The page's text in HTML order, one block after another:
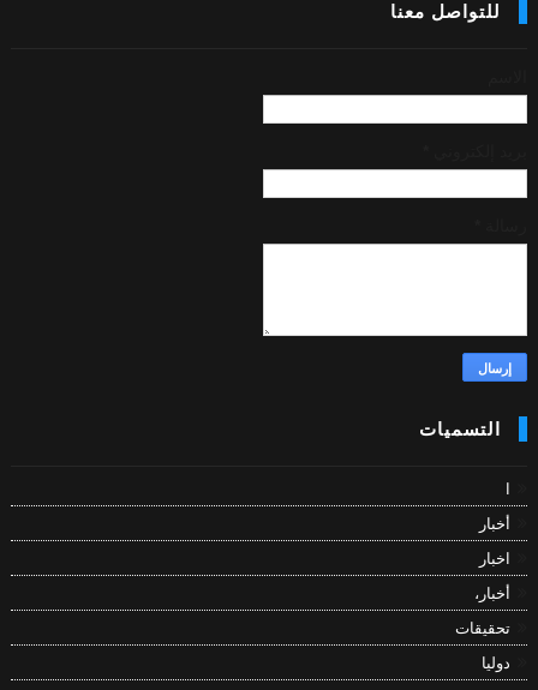
للتواصل معنا
التسميات
أخبار
اخبار
أخبار،
تحقيقات
دوليا